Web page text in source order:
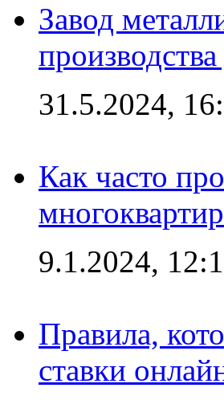
Завод
31.5.2024,
Как часто
9.1.2024,
Правила,
ставки